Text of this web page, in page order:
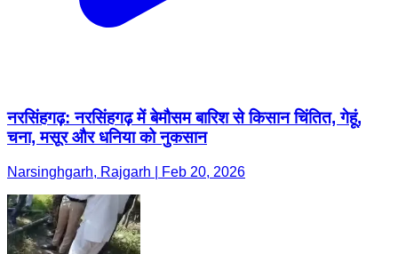
नरसिंहगढ़: नरसिंहगढ़ में बेमौसम बारिश से किसान चिंतित, गेहूं,
चना, मसूर और धनिया को नुकसान
Narsinghgarh, Rajgarh | Feb 20, 2026